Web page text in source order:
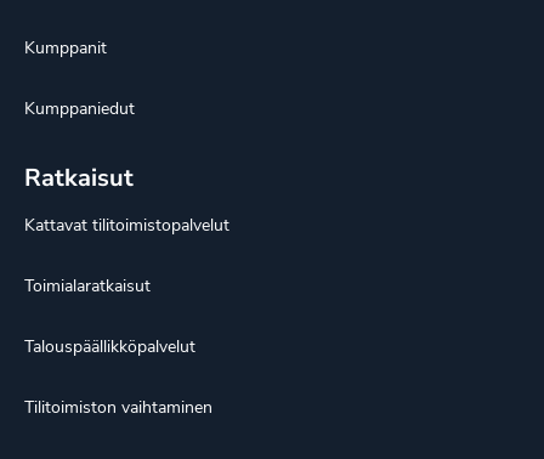
Kumppanit
Kumppaniedut
Ratkaisut
Kattavat tilitoimistopalvelut
Toimialaratkaisut
Talouspäällikköpalvelut
Tilitoimiston vaihtaminen